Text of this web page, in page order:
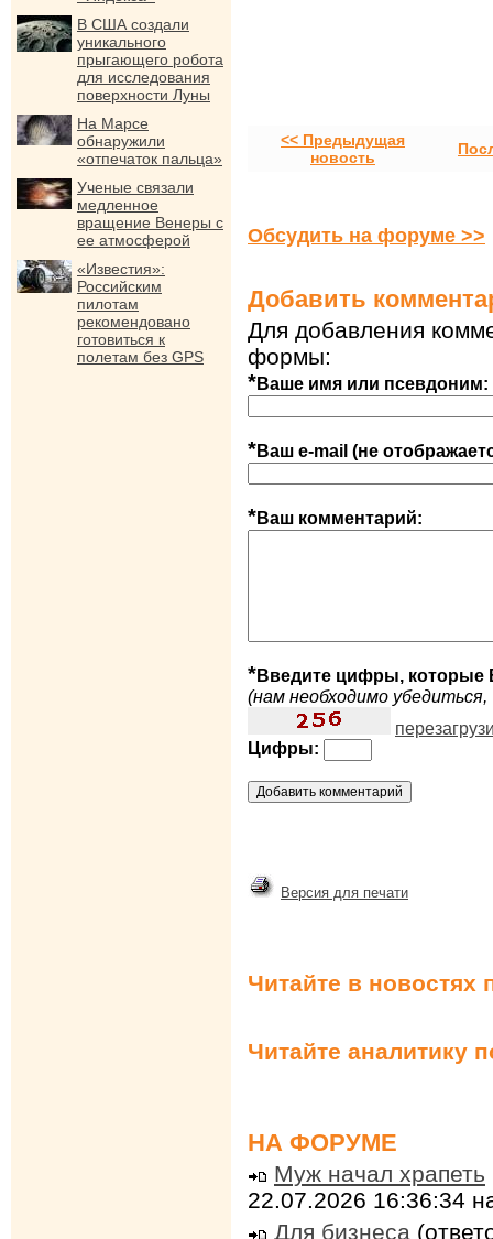
В США создали
уникального
прыгающего робота
для исследования
поверхности Луны
На Марсе
обнаружили
«отпечаток пальца»
Ученые связали
медленное
вращение Венеры с
ее атмосферой
«Известия»:
Российским
пилотам
рекомендовано
готовиться к
полетам без GPS
<< Предыдущая
новость
Обсудить на форуме >>
Добавить
Для добавления
формы:
*Ваше имя или псевдоним:
*Ваш e-mail (не
*Ваш комментарий:
*Введите цифры, которые
(нам необходимо
Цифры:
Версия для печати
Читайте в новостях
Читайте аналитику
НА ФОРУМЕ
Муж начал храпеть
22.07.2026 16:36:34
Для бизнеса